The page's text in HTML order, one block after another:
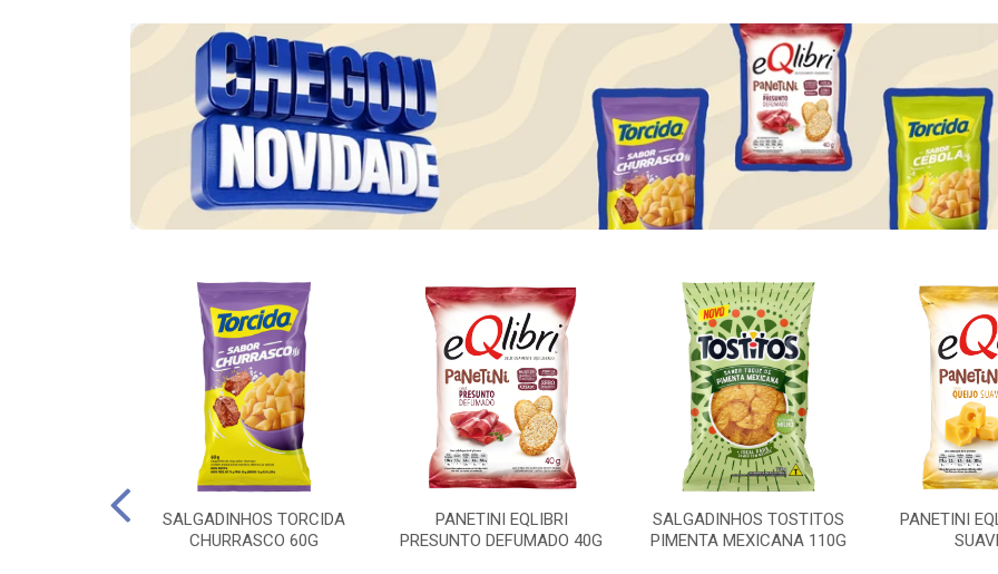
SALGADINHOS TORCIDA
CHURRASCO 60G
PANETINI EQLIBRI
PRESUNTO DEFUMADO 40G
SALGADINHOS TOSTITOS
PIMENTA MEXICANA 110G
PANETINI